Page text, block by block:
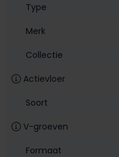
Type
Merk
Collectie
Actievloer
Soort
V-groeven
Formaat